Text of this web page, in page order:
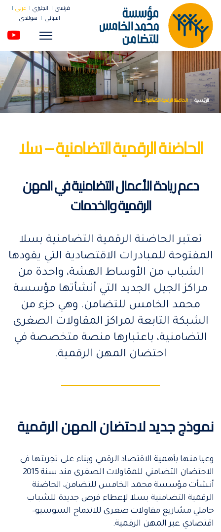
فرنسي انجليزي
عربي
اسباني
هولندي
Menu
الرئيسية الحاضنة الرقمية التضامنية – سلا
الحاضنة الرقمية التضامنية – سلا
دعم ريادة الأعمال التضامنية في المهن
الرقمية والخدمات
تعتبر الحاضنة الرقمية التضامنية بسلا
المفتوحة للمبادرات الاقتصادية التي يقودها
الشباب من الأوساط الهشة، واحدة من
مراكز الجيل الجديد التي أنشأتها مؤسسة
محمد الخامس للتضامن. وهي جزء من
الشبكة التابعة لمراكز المقاولات الصغرى
التضامنية، باعتبارها منصة متخصصة في
احتضان المهن الرقمية.
نموذج جديد لاحتضان المهن الرقمية
وعيا منها بأهمية الاقتصاد الرقمي وبناء على تجربتها في
الاحتضان التضامني للمقاولات الصغرى مند سنة 2015
أنشأت مؤسسة محمد الخامس للتضامن، الحاضنة
الرقمية التضامنية بسلا لإعطاء فرص جديدة للشباب
حاملي مشاريع مقاولات صغرى للاندماج السوسيو–
اقتصادي عبر المهن الرقمية.